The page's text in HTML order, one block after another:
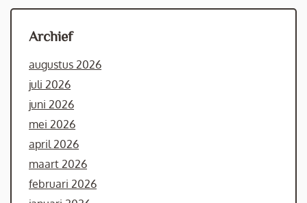
Archief
augustus 2026
juli 2026
juni 2026
mei 2026
april 2026
maart 2026
februari 2026